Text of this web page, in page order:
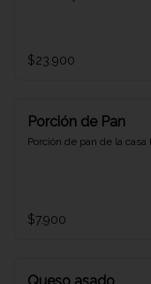
$23.900
Porción de Pan
Porción de pan de la casa
$7.900